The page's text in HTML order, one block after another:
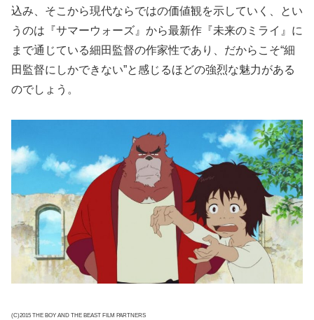
込み、そこから現代ならではの価値観を示していく、とい
うのは『サマーウォーズ』から最新作『未来のミライ』に
まで通じている細田監督の作家性であり、だからこそ“細
田監督にしかできない”と感じるほどの強烈な魅力がある
のでしょう。
(C)2015 THE BOY AND THE BEAST FILM PARTNERS